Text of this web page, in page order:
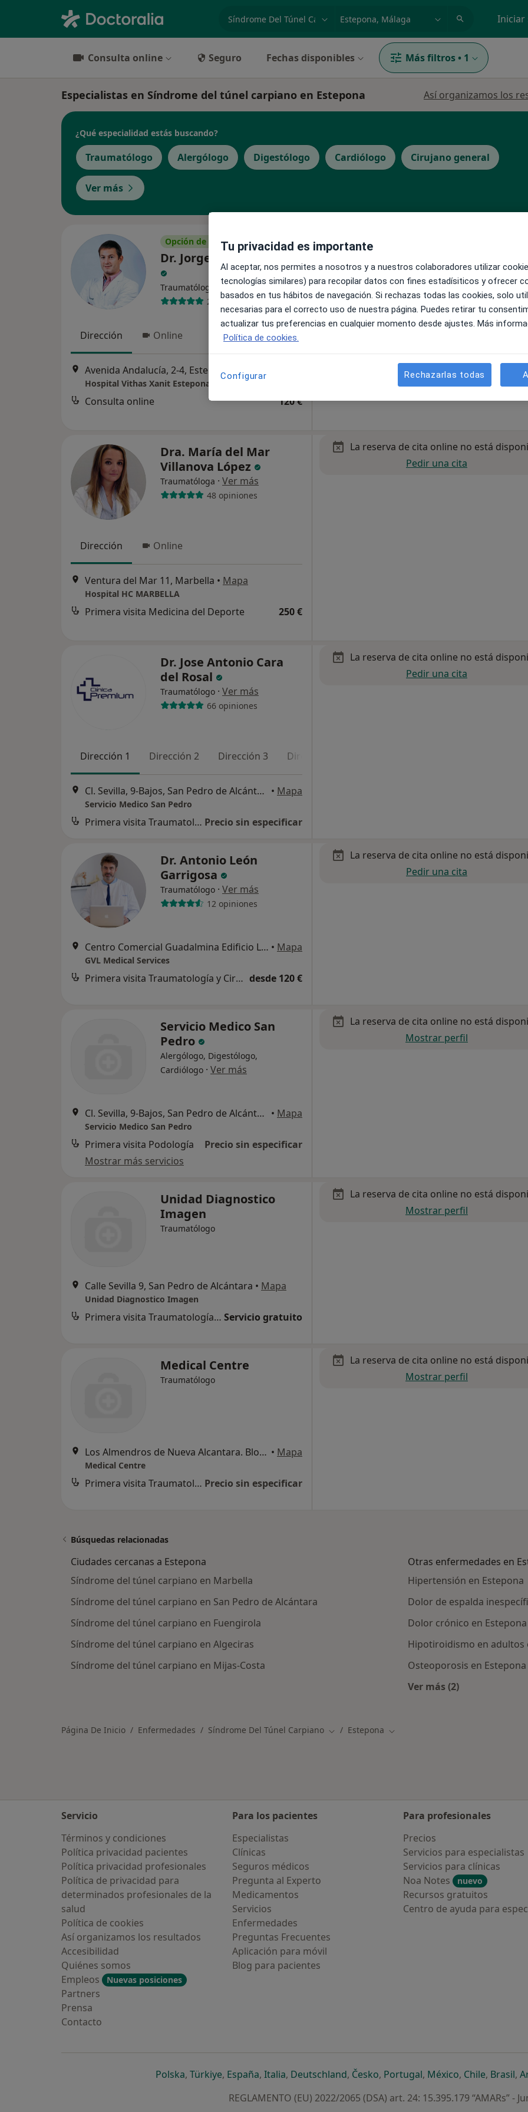
especialidad, enfermedad o nombre
p. ej. Madrid Iniciar
Consulta online Seguro Fechas disponibles Más filtros • 1
Especialistas en Síndrome del túnel carpiano en Estepona Así organizamos los
¿Qué especialidad estás buscando?
Traumatólogo Alergólogo Digestólogo Cardiólogo Cirujano general
Ver más
Opción de pago online
Dr. Jorge García Donaire
Traumatólogo ·Ver más
20 opiniones
Dirección Online
Avenida Andalucía, 2-4, Estepona Mapa
Hospital Vithas Xanit Estepona
Consulta online 120 €
Dra. María del Mar
Villanova López
Traumatóloga · Ver más
48 opiniones
Dirección Online
Ventura del Mar 11, Marbella • Mapa
Hospital HC MARBELLA
Primera visita Medicina del Deporte 250 €
La reserva de cita online no está
Pedir una cita
Dr. Jose Antonio Cara
del Rosal
Traumatólogo · Ver más
66 opiniones
Dirección 1 Dirección 2 Dirección 3 Dirección 4
Cl. Sevilla, 9-Bajos, San Pedro de Alcántara • Mapa
Servicio Medico San Pedro
Primera visita Traumatología y Cirugía Ortopédica Precio sin especificar
La reserva de cita online no está
Pedir una cita
Dr. Antonio León
Garrigosa
Traumatólogo · Ver más
12 opiniones
Centro Comercial Guadalmina Edificio La Caixa, Local 8 Alto 29670 San Pedro De Alcantara Málaga España, Marbella • Mapa
GVL Medical Services
Primera visita Traumatología y Cirugía Ortopédica desde 120 €
La reserva de cita online no está
Pedir una cita
Servicio Medico San
Pedro
Alergólogo, Digestólogo,
Cardiólogo · Ver más
Cl. Sevilla, 9-Bajos, San Pedro de Alcántara • Mapa
Servicio Medico San Pedro
Primera visita Podología
Precio sin especificar
Mostrar más servicios
La reserva de cita online no está
Mostrar perfil
Unidad Diagnostico
Imagen
Traumatólogo
Calle Sevilla 9, San Pedro de Alcántara • Mapa
Unidad Diagnostico Imagen
Primera visita Traumatología y Cirugía Ortopédica Servicio gratuito
La reserva de cita online no está
Mostrar perfil
Medical Centre
Traumatólogo
Los Almendros de Nueva Alcantara. Bloque 1 Bajo C-D, San Pedro de Alcántara • Mapa
Medical Centre
Primera visita Traumatología y Cirugía Ortopédica Precio sin especificar
La reserva de cita online no está
Mostrar perfil
Búsquedas relacionadas
Ciudades cercanas a Estepona
Síndrome del túnel carpiano en Marbella
Síndrome del túnel carpiano en San Pedro de Alcántara
Síndrome del túnel carpiano en Fuengirola
Síndrome del túnel carpiano en Algeciras
Síndrome del túnel carpiano en Mijas-Costa
Otras enfermedades en
Hipertensión en Estepona
Dolor de espalda
Dolor crónico en Estepona
Hipotiroidismo en adultos
Osteoporosis en Estepona
Ver más (2)
Página De Inicio Enfermedades Síndrome Del Túnel Carpiano Cambiar de ciudad
Estepona Cambiar de ciudad
Servicio
Términos y condiciones
Política privacidad pacientes
Política privacidad profesionales
Política de privacidad para
determinados profesionales de la
salud
Política de cookies
Así organizamos los resultados
Accesibilidad
Quiénes somos
Empleos
Nuevas posiciones
Partners
Prensa
Contacto
Para los pacientes
Especialistas
Clínicas
Seguros médicos
Pregunta al Experto
Medicamentos
Servicios
Enfermedades
Preguntas Frecuentes
Aplicación para móvil
Blog para pacientes
Para profesionales
Precios
Servicios para especialistas
Servicios para clínicas
Noa Notes
nuevo
Recursos gratuitos
Centro de ayuda para
Polskase abre en una nueva pestaña
, Türkiyese abre en una nueva pestaña
, Españase abre en una nueva pestaña
, Italiase abre en una nueva pestaña
, Deutschlandse abre en una nueva pestaña
, Českose abre en una nueva pestaña
, Portugalse abre en una nueva
, Méxicose abre en una
, Chilese abre
, Brasilse
,
REGLAMENTO (EU) 2022/2065 (DSA) art. 24: 15.395.179 “AMARs” -
Tu privacidad es importante
Al aceptar, nos permites a nosotros y a nuestros colaboradores utilizar
tecnologías similares) para recopilar datos con fines estadísiticos y ofrecer
basados en tus hábitos de navegación. Si rechazas todas las cookies, solo
necesarias para el correcto uso de nuestra página. Puedes retirar tu
actualizar tus preferencias en cualquier momento desde ajustes. Más
Política de cookies.
Configurar Rechazarlas todas